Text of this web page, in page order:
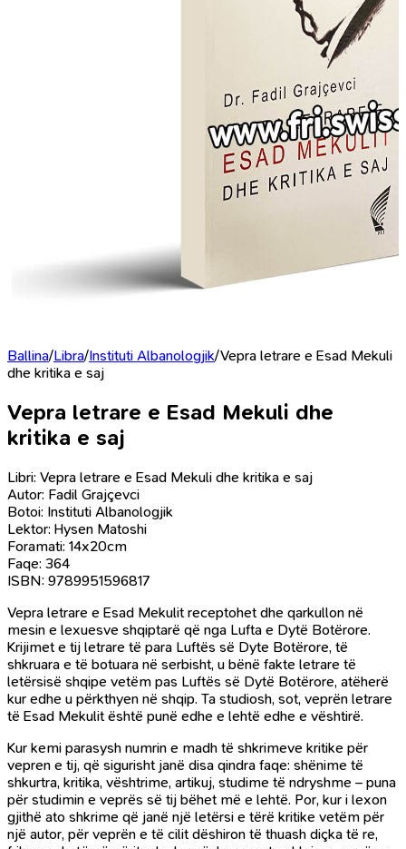
Ballina/Libra/Instituti Albanologjik/Vepra letrare e Esad Mekuli
dhe kritika e saj
Vepra letrare e Esad Mekuli dhe
kritika e saj
Libri: Vepra letrare e Esad Mekuli dhe kritika e saj
Autor: Fadil Grajçevci
Botoi: Instituti Albanologjik
Lektor: Hysen Matoshi
Foramati: 14x20cm
Faqe: 364
ISBN: 9789951596817
Vepra letrare e Esad Mekulit receptohet dhe qarkullon në
mesin e lexuesve shqiptarë që nga Lufta e Dytë Botërore.
Krijimet e tij letrare të para Luftës së Dyte Botërore, të
shkruara e të botuara në serbisht, u bënë fakte letrare të
letërsisë shqipe vetëm pas Luftës së Dytë Botërore, atëherë
kur edhe u përkthyen në shqip. Ta studiosh, sot, veprën letrare
të Esad Mekulit është punë edhe e lehtë edhe e vështirë.
Kur kemi parasysh numrin e madh të shkrimeve kritike për
vepren e tij, që sigurisht janë disa qindra faqe: shënime të
shkurtra, kritika, vështrime, artikuj, studime të ndryshme – puna
për studimin e veprës së tij bëhet më e lehtë. Por, kur i lexon
gjithë ato shkrime që janë një letërsi e tërë kritike vetëm për
një autor, për veprën e të cilit dëshiron të thuash diçka të re,